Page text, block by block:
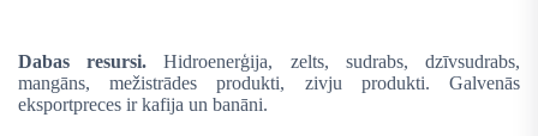
Dabas resursi.Hidroenerģija, zelts, sudrabs, dzīvsudrabs,
mangāns, mežistrādes produkti, zivju produkti. Galvenās
eksportpreces ir kafija un banāni.